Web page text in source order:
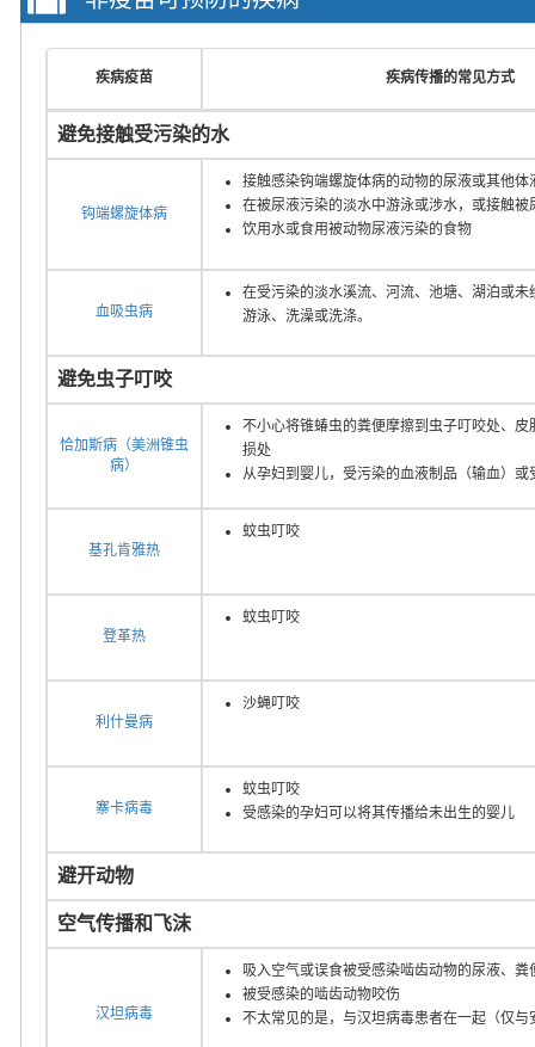
疾病疫苗 疾病传播的常见方式
避免接触受污染的水
钩端螺旋体病
接触感染钩端螺旋体病的动物的尿液或其他体
在被尿液污染的淡水中游泳或涉水，或接触被
饮用水或食用被动物尿液污染的食物
血吸虫病
在受污染的淡水溪流、河流、池塘、湖泊或
游泳、洗澡或洗涤。
避免虫子叮咬
恰加斯病（美洲锥虫
病）
不小心将锥蝽虫的粪便摩擦到虫子叮咬处、
损处
从孕妇到婴儿，受污染的血液制品（输血）
基孔肯雅热
蚊虫叮咬
登革热
蚊虫叮咬
利什曼病
沙蝇叮咬
寨卡病毒
蚊虫叮咬
受感染的孕妇可以将其传播给未出生的婴儿
避开动物
空气传播和飞沫
汉坦病毒
吸入空气或误食被受感染啮齿动物的尿液、粪
被受感染的啮齿动物咬伤
不太常见的是，与汉坦病毒患者在一起（仅与